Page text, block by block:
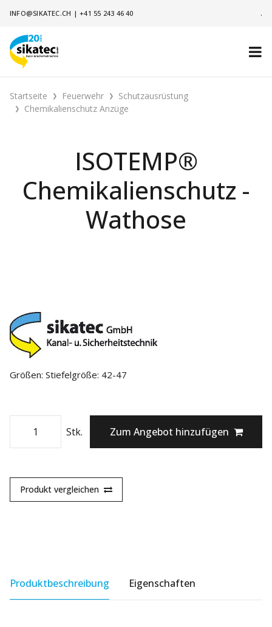
INFO@SIKATEC.CH |+41 55 243 46 40 .
Startseite Feuerwehr
Schutzausrüstung
Chemikalienschutz Anzüge
ISOTEMP®
Chemikalienschutz -
Wathose
Größen: Stiefelgröße: 42-47
Stk. Zum Angebot hinzufügen
Produkt vergleichen
Produktbeschreibung Eigenschaften